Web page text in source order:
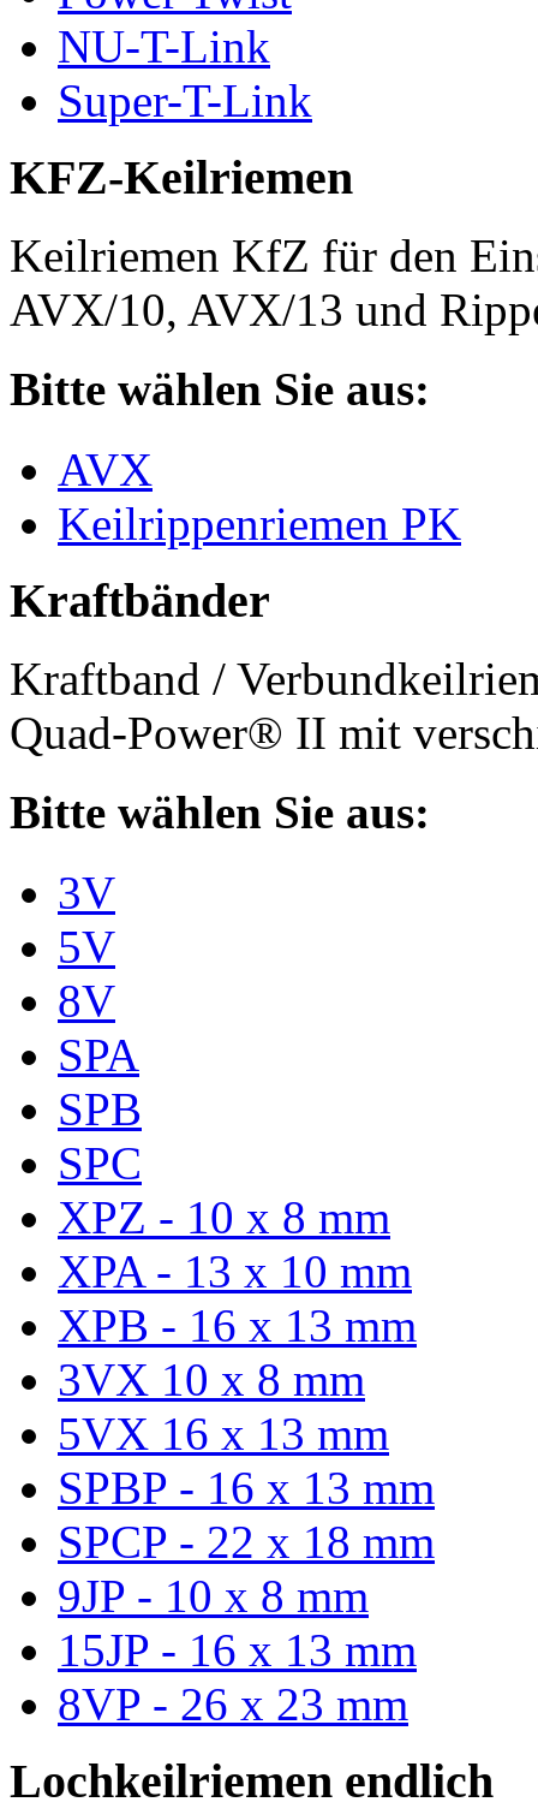
NU-T-Link
Super-T-Link
KFZ-Keilriemen
Keilriemen KfZ für den
AVX/10, AVX/13 und
Bitte wählen Sie aus:
AVX
Keilrippenriemen PK
Kraftbänder
Kraftband /
Quad-Power® II mit
Bitte wählen Sie aus:
3V
5V
8V
SPA
SPB
SPC
XPZ - 10 x 8 mm
XPA - 13 x 10 mm
XPB - 16 x 13 mm
3VX 10 x 8 mm
5VX 16 x 13 mm
SPBP - 16 x 13 mm
SPCP - 22 x 18 mm
9JP - 10 x 8 mm
15JP - 16 x 13 mm
8VP - 26 x 23 mm
Lochkeilriemen endlich